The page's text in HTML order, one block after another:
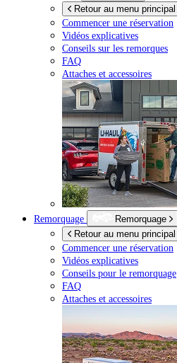
Retour au menu principal
Commencer une réservation
Vidéos explicatives
Conseils sur les remorques
FAQ
Attaches et accessoires
Remorquage
Remorquage
Retour au menu principal
Commencer une réservation
Vidéos explicatives
Conseils pour le remorquage
FAQ
Attaches et accessoires